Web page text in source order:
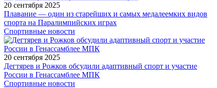
20 сентября 2025
Плавание — один из старейших и самых медалеемких видов
спорта на Паралимпийских играх
Спортивные новости
20 сентября 2025
Дегтярев и Рожков обсудили адаптивный спорт и участие
России в Генассамблее МПК
Спортивные новости